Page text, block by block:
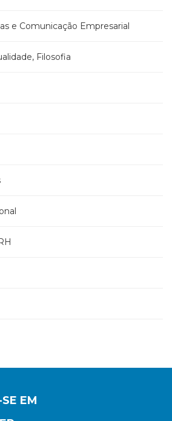
e Comunicação Empresarial
Filosofia
EM